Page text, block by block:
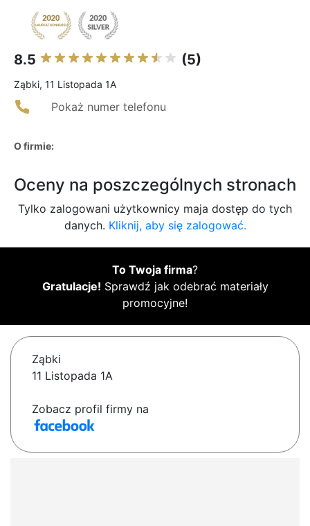
8.5 (5)
Ząbki, 11 Listopada 1A
Pokaż numer telefonu
O firmie:
Oceny na poszczególnych stronach
Tylko zalogowani użytkownicy maja dostęp do tych
danych. Kliknij, aby się zalogować.
To Twoja firma?
Gratulacje! Sprawdź jak odebrać materiały
promocyjne!
Ząbki
11 Listopada 1A
Zobacz profil firmy na